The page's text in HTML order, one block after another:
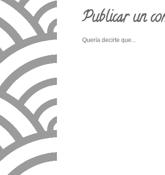
Publicar un
Quería decirte que...